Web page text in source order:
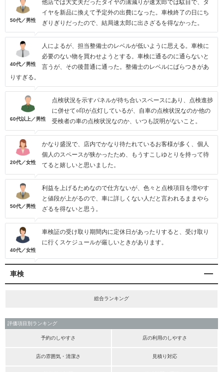
50代／男性
他店では大丈夫だったタイヤの溝減りが速太郎では駄目で、タ
イヤを新品に換えて予定外の出費になった。車検終了の日にち
ぎりぎりだったので、結局速太郎に出さざるを得なかった。
40代／男性
人によるが、担当整備士のレベルが低いように思える。車検に
必要のない物を買わせようとする。車検に通るのに通らないと
言うが、その後普通に通った。整備士のレベルにばらつきがあ
りすぎる。
60代以上／男性
点検状況を示すパネルが待ち合いスペースにあり、点検進捗
に併せて○印が点灯しているが、自車の点検状況なのか他の
受検者の車の点検状況なのか、いつも説明がないこと。
20代／女性
かなり盛況で、店内でかなり待たれているお客様が多く、個人
個人のスペースが狭かったため、もうすこしゆとりを持って待
てると嬉しいと思いました。
50代／男性
利益を上げるためなので仕方ないが、色々と点検項目を増やす
と値段が上がるので、車に詳しくない人だと言われるままやら
ざるを得ないと思う。
40代／女性
車検証の受け取り期間内に定休日があったりすると、受け取り
に行くスケジュールが厳しいときがあります。
車検
総合ランキング
評価項目別ランキング
予約のしやすさ 店の利用のしやすさ
店の雰囲気・清潔さ 見積り対応